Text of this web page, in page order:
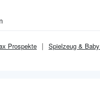
Prospekte Spielzeug & Baby